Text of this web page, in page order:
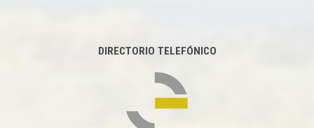
DIRECTORIO TELEFÓNICO